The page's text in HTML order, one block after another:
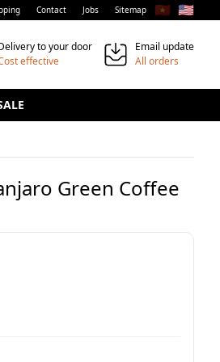
Contact Jobs Sitemap 🇻🇳 🇺🇸
to your door
effective
Email update
All orders
Green Coffee